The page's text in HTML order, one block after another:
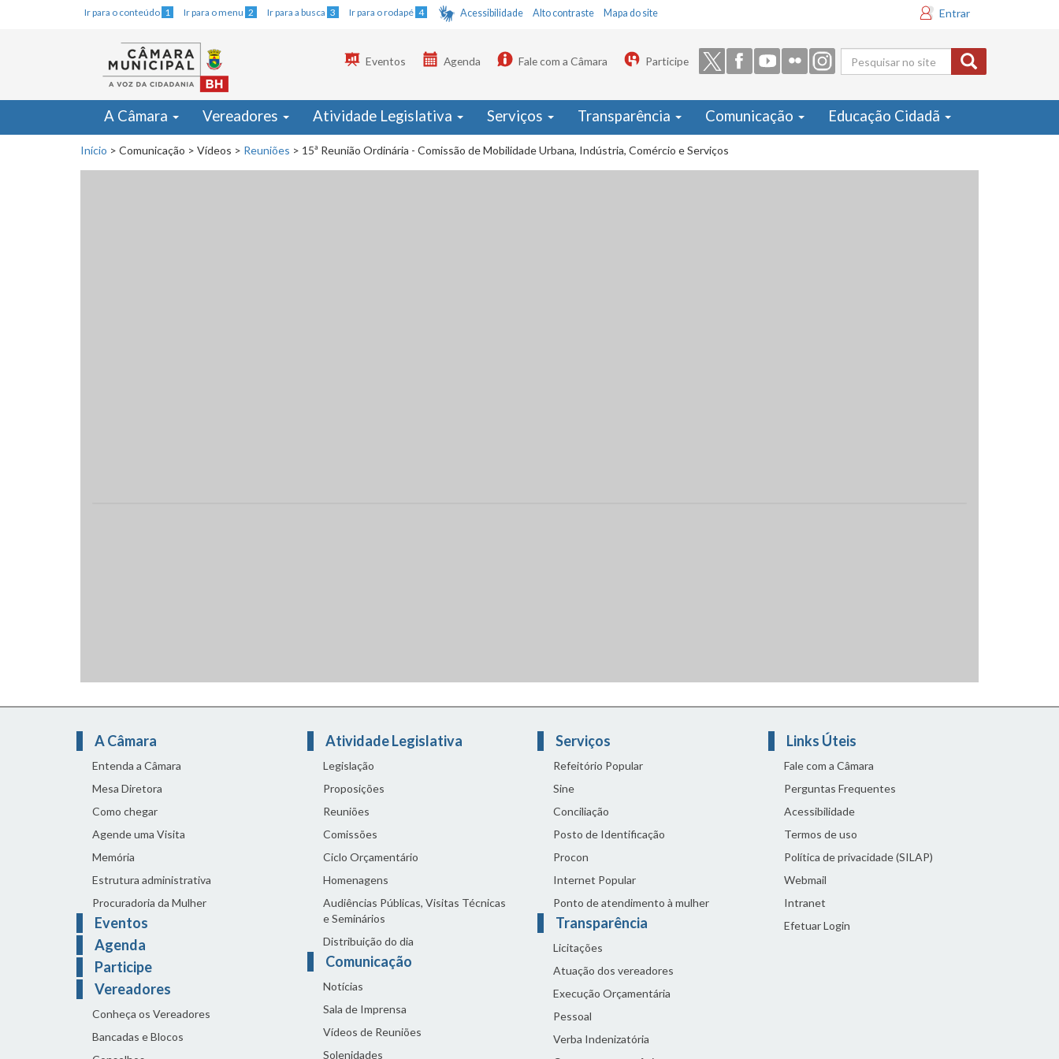
Ir para o conteúdo 1 Ir para o menu 2 Ir para a busca 3 Ir para o rodapé 4 Acessibilidade Alto contraste Mapa do site Entrar
Formulário
de busca
Eventos Agenda Fale com a Câmara Participe
A Câmara Vereadores Atividade Legislativa Serviços Transparência Comunicação Educação Cidadã
Início > Comunicação > Vídeos > Reuniões > 15ª Reunião Ordinária - Comissão de Mobilidade Urbana, Indústria, Comércio e Serviços
A Câmara
Entenda a Câmara
Mesa Diretora
Como chegar
Agende uma Visita
Memória
Estrutura administrativa
Procuradoria da Mulher
Eventos
Agenda
Participe
Vereadores
Conheça os Vereadores
Bancadas e Blocos
Atividade Legislativa
Legislação
Proposições
Reuniões
Comissões
Ciclo Orçamentário
Homenagens
Audiências Públicas, Visitas Técnicas
e Seminários
Distribuição do dia
Comunicação
Notícias
Sala de Imprensa
Vídeos de Reuniões
Solenidades
Serviços
Refeitório Popular
Sine
Conciliação
Posto de Identificação
Procon
Internet Popular
Ponto de atendimento à mulher
Transparência
Licitações
Atuação dos vereadores
Execução Orçamentária
Pessoal
Verba Indenizatória
Links Úteis
Fale com a Câmara
Perguntas Frequentes
Acessibilidade
Termos de uso
Política de privacidade (SILAP)
Webmail
Intranet
Efetuar Login